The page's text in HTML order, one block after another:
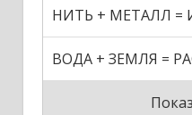
НИТЬ + МЕТАЛЛ =
ВОДА + ЗЕМЛЯ =